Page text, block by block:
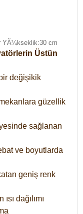
Üstün
değişikik
güzellik
sağlanan
ve boyutlarda
geniş renk
dağılımı